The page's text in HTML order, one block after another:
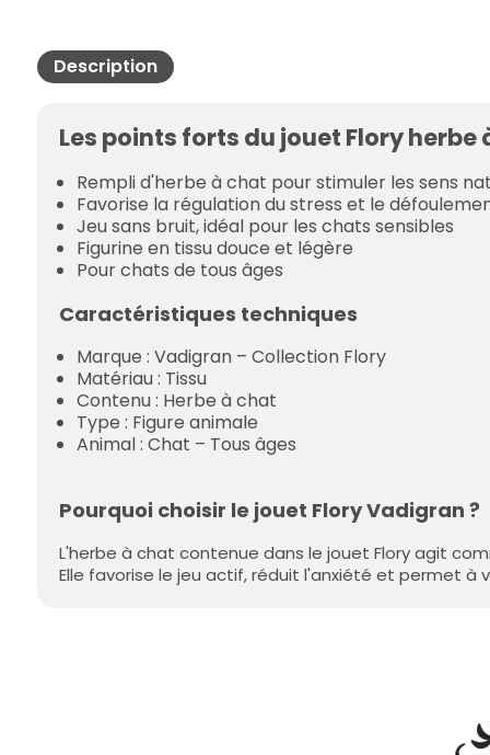
Description
Les points forts du jouet Flory
Rempli d'herbe à chat pour stimuler les sens
Favorise la régulation du stress et le
Jeu sans bruit, idéal pour les chats sensibles
Figurine en tissu douce et légère
Pour chats de tous âges
Caractéristiques techniques
Marque : Vadigran – Collection Flory
Matériau : Tissu
Contenu : Herbe à chat
Type : Figure animale
Animal : Chat – Tous âges
Pourquoi choisir le jouet Flory Vadigran ?
L'herbe à chat contenue dans le jouet Flory agit
Elle favorise le jeu actif, réduit l'anxiété et permet